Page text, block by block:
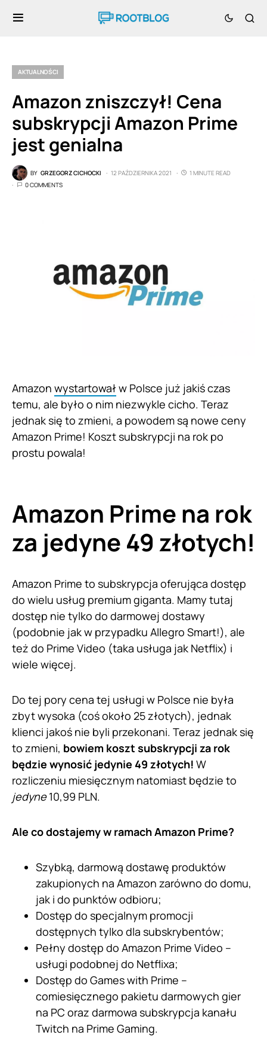
AKTUALNOŚCI
Amazon zniszczył! Cena
subskrypcji Amazon Prime
jest genialna
BY GRZEGORZ CICHOCKI 12 PAŹDZIERNIKA 2021
1 MINUTE READ
0 COMMENTS
Amazon wystartował w Polsce już jakiś czas
temu, ale było o nim niezwykle cicho. Teraz
jednak się to zmieni, a powodem są nowe ceny
Amazon Prime! Koszt subskrypcji na rok po
prostu powala!
Amazon Prime na rok
za jedyne 49 złotych!
Amazon Prime to subskrypcja oferująca dostęp
do wielu usług premium giganta. Mamy tutaj
dostęp nie tylko do darmowej dostawy
(podobnie jak w przypadku Allegro Smart!), ale
też do Prime Video (taka usługa jak Netflix) i
wiele więcej.
Do tej pory cena tej usługi w Polsce nie była
zbyt wysoka (coś około 25 złotych), jednak
klienci jakoś nie byli przekonani. Teraz jednak się
to zmieni, bowiem koszt subskrypcji za rok
będzie wynosić jedynie 49 złotych! W
rozliczeniu miesięcznym natomiast będzie to
jedyne10,99 PLN.
Ale co dostajemy w ramach Amazon Prime?
Szybką, darmową dostawę produktów
zakupionych na Amazon zarówno do domu,
jak i do punktów odbioru;
Dostęp do specjalnym promocji
dostępnych tylko dla subskrybentów;
Pełny dostęp do Amazon Prime Video –
usługi podobnej do Netflixa;
Dostęp do Games with Prime –
comiesięcznego pakietu darmowych gier
na PC oraz darmowa subskrypcja kanału
Twitch na Prime Gaming.